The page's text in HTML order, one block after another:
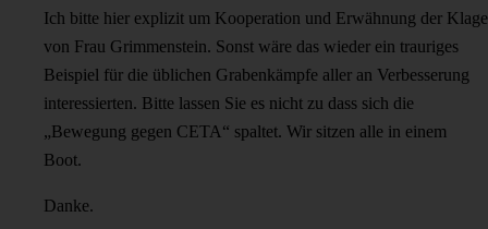
Ich bitte hier explizit um Kooperation und Erwähnung der Klage
von Frau Grimmenstein. Sonst wäre das wieder ein trauriges
Beispiel für die üblichen Grabenkämpfe aller an Verbesserung
interessierten. Bitte lassen Sie es nicht zu dass sich die
„Bewegung gegen CETA“ spaltet. Wir sitzen alle in einem
Boot.
Danke.